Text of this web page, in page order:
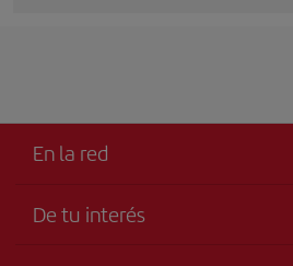
En la red
De tu interés